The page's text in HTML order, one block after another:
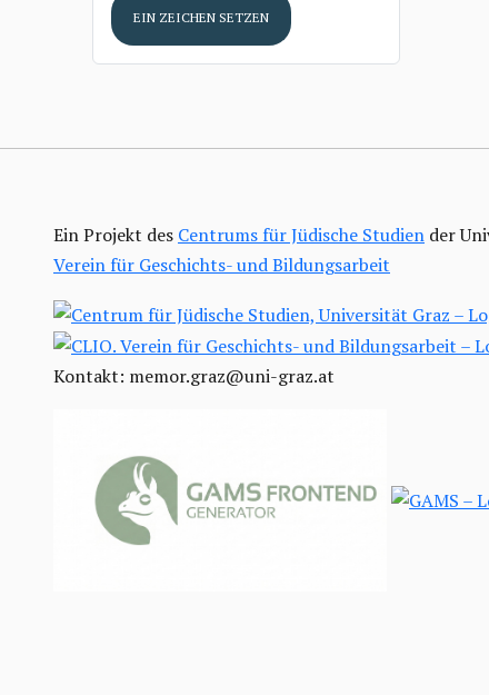
EIN ZEICHEN SETZEN
Ein Projekt des Centrums für Jüdische Studien der
Verein für Geschichts- und Bildungsarbeit
Kontakt: memor.graz@uni-graz.at